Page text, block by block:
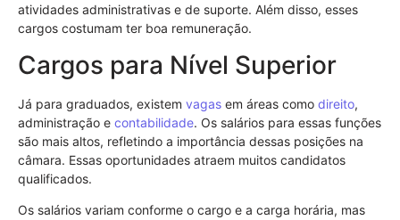
atividades administrativas e de suporte. Além disso, esses
cargos costumam ter boa remuneração.
Cargos para Nível Superior
Já para graduados, existem vagas em áreas como direito,
administração e contabilidade. Os salários para essas funções
são mais altos, refletindo a importância dessas posições na
câmara. Essas oportunidades atraem muitos candidatos
qualificados.
Os salários variam conforme o cargo e a carga horária, mas